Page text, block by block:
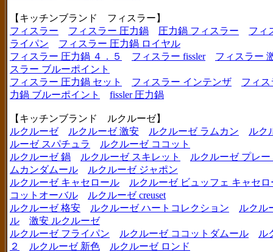
【キッチンブランド フィスラー】
フィスラー
フィスラー 圧力鍋 圧力鍋 フィスラー
フィ
ライパン
フィスラー 圧力鍋 ロイヤル
フィスラー 圧力鍋 ４．５
フィスラー fissler
フィスラー
スラー ブルーポイント
フィスラー 圧力鍋 セット
フィスラー インテンザ
フィ
力鍋 ブルーポイント
fissler 圧力鍋
【キッチンブランド ルクルーゼ】
ルクルーゼ
ルクルーゼ 激安 ルクルーゼ ラムカン
ルク
ルーゼ スパチュラ
ルクルーゼ ココット
ルクルーゼ 鍋
ルクルーゼ スキレット
ルクルーゼ プレ
ムカンダムール
ルクルーゼ ジャポン
ルクルーゼ キャセロール
ルクルーゼ ビュッフェ キャセロ
コットオーバル
ルクルーゼ creuset
ルクルーゼ 格安
ルクルーゼ ハートコレクション
ルクル
ル
激安 ルクルーゼ
ルクルーゼ フライパン
ルクルーゼ ココットダムール
ル
２
ルクルーゼ 新色
ルクルーゼ ロンド